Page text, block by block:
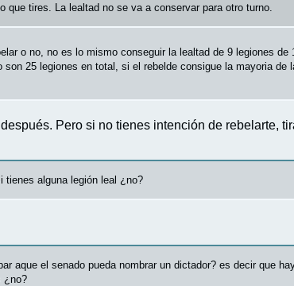
tires. La lealtad no se va a conservar para otro turno.
o no, no es lo mismo conseguir la lealtad de 9 legiones
25 legiones en total, si el rebelde consigue la mayoria de
Pero si no tienes intención de rebelarte,
tienes alguna legión leal ¿no?
aque el senado pueda nombrar un dictador? es decir que
¿no?